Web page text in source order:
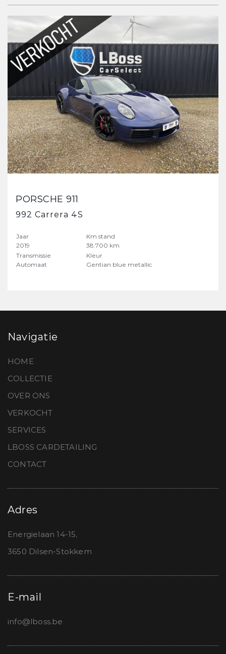
PORSCHE 911
992 Carrera 4S
Jaar
2019
Km stand
38.700 km
Transmissie
Automaat
Kleur
Gentian blue metallic
Navigatie
HOME
COLLECTIE
OVER ONS
VERKOCHT
SERVICES
LBOSS CARDETAILING
CONTACT
Adres
Energielaan 14-15,
3650 Dilsen-Stokkem
E-mail
info@lboss.be